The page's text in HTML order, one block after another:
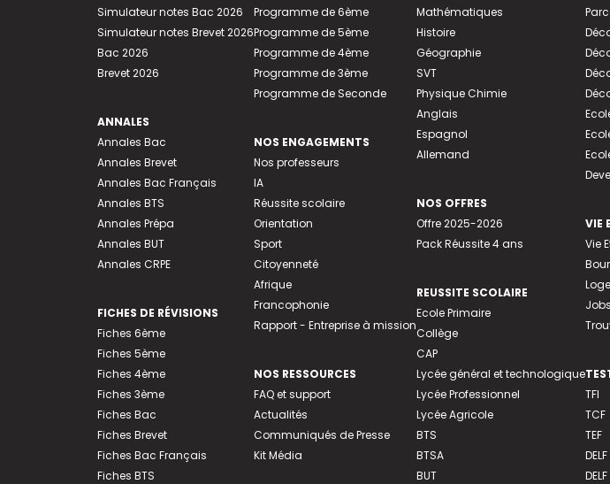
Simulateur notes Bac 2026
Simulateur notes Brevet 2026
Bac 2026
Brevet 2026
ANNALES
Annales Bac
Annales Brevet
Annales Bac Français
Annales BTS
Annales Prépa
Annales BUT
Annales CRPE
FICHES DE RÉVISIONS
Fiches 6ème
Fiches 5ème
Fiches 4ème
Fiches 3ème
Fiches Bac
Fiches Brevet
Fiches Bac Français
Fiches BTS
Programme de 6ème
Programme de 5ème
Programme de 4ème
Programme de 3ème
Programme de Seconde
NOS ENGAGEMENTS
Nos professeurs
IA
Réussite scolaire
Orientation
Sport
Citoyenneté
Afrique
Francophonie
Rapport - Entreprise à mission
NOS RESSOURCES
FAQ et support
Actualités
Communiqués de Presse
Kit Média
Mathématiques
Histoire
Géographie
SVT
Physique Chimie
Anglais
Espagnol
Allemand
NOS OFFRES
Offre 2025-2026
Pack Réussite 4 ans
REUSSITE SCOLAIRE
Ecole Primaire
Collège
CAP
Lycée général et technologique
Lycée Professionnel
Lycée Agricole
BTS
BTSA
BUT
VIE
Vie
TFI
TCF
TEF
DELF